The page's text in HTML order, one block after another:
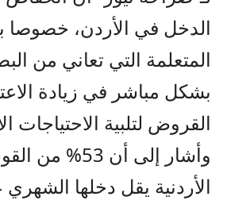
الدخل في الأردن، خصوصا
المتعلمة التي تعاني من
بشكل مباشر في زيادة
القروض لتلبية الاحتياجات
وأشار إلى أن